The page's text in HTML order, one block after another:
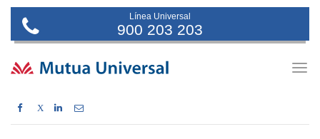
Línea Universal
900 203 203
X